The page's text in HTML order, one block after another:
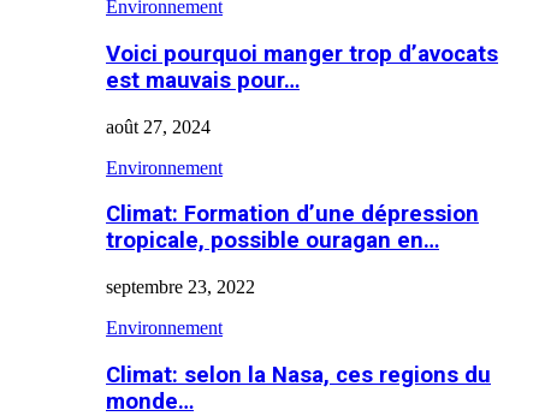
Environnement
Voici pourquoi manger trop d’avocats
est mauvais pour…
août 27, 2024
Environnement
Climat: Formation d’une dépression
tropicale, possible ouragan en…
septembre 23, 2022
Environnement
Climat: selon la Nasa, ces regions du
monde…